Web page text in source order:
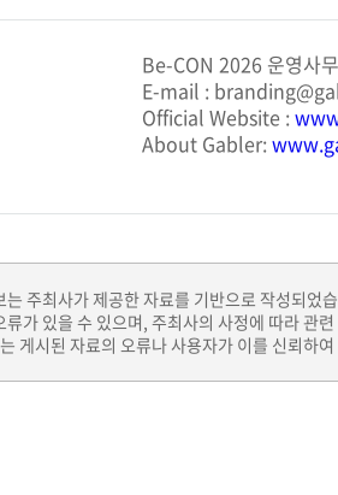
Be-CON 2026 운영사
E-mail :
Official Website :
About Gabler:
는 주최사가 제공한 자료를 기반으로 작성되었
류가 있을 수 있으며, 주최사의 사정에 따라 관
게시된 자료의 오류나 사용자가 이를 신뢰하